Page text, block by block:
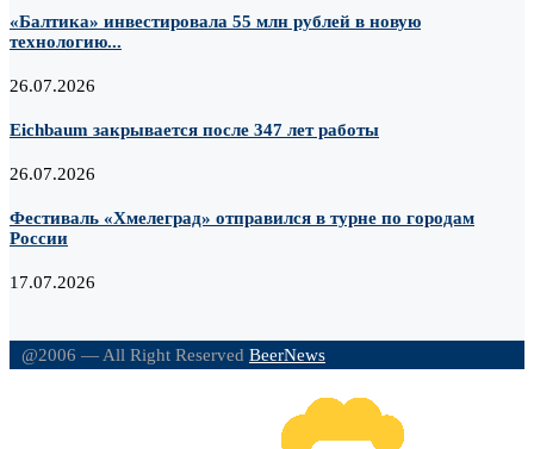
«Балтика» инвестировала 55 млн рублей в новую
технологию...
26.07.2026
Eichbaum закрывается после 347 лет работы
26.07.2026
Фестиваль «Хмелеград» отправился в турне по городам
России
17.07.2026
@2006 — All Right Reserved BeerNews